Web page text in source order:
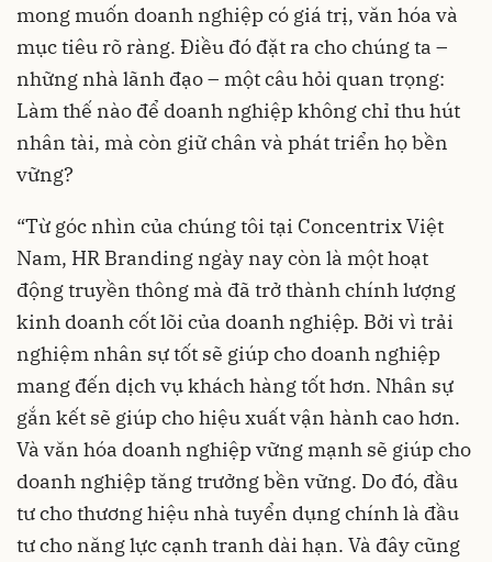
mong muốn doanh nghiệp có giá trị, văn hóa và
mục tiêu rõ ràng. Điều đó đặt ra cho chúng ta –
những nhà lãnh đạo – một câu hỏi quan trọng:
Làm thế nào để doanh nghiệp không chỉ thu hút
nhân tài, mà còn giữ chân và phát triển họ bền
vững?
“Từ góc nhìn của chúng tôi tại Concentrix Việt
Nam, HR Branding ngày nay còn là một hoạt
động truyền thông mà đã trở thành chính lượng
kinh doanh cốt lõi của doanh nghiệp. Bởi vì trải
nghiệm nhân sự tốt sẽ giúp cho doanh nghiệp
mang đến dịch vụ khách hàng tốt hơn. Nhân sự
gắn kết sẽ giúp cho hiệu xuất vận hành cao hơn.
Và văn hóa doanh nghiệp vững mạnh sẽ giúp cho
doanh nghiệp tăng trưởng bền vững. Do đó, đầu
tư cho thương hiệu nhà tuyển dụng chính là đầu
tư cho năng lực cạnh tranh dài hạn. Và đây cũng